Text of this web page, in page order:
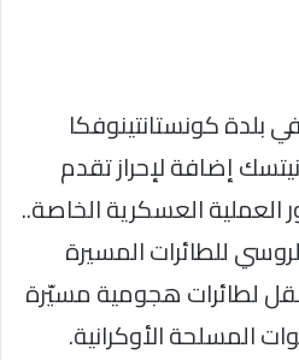
117 مبنى في بلدة كونستانتينوفكا
إضافة لإحراز تقدم
العسكرية الخاصة..
للطائرات المسيرة
لطائرات هجومية مسيّرة
المسلحة الأوكرانية.